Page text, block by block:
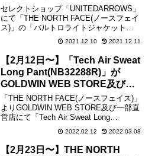
売開始
セレクトショップ「UNITEDARROWS」
にて「THE NORTH FACE(ノースフェイ
ス)」の「バルトロライトジャケット
(ND91950)」が下記の日時にて販売開
始。【UNITED ARROWS】 【販売日
時】2021年12月11日(...
2021.12.10 2021.12.11
【2月12日〜】「Tech Air Sweat
Long Pant(NB32288R)」が
GOLDWIN WEB STORE及び一
部直営店限定で販売開始
「THE NORTH FACE(ノースフェイス)」
よりGOLDWIN WEB STORE及び一部直
営店にて「Tech Air Sweat Long
Pant(NB32288R)」を発売。保温性と通気
性を兼ね備える特殊3層構造生地を使用し
た、...
2022.02.12 2022.03.08
【2月23日〜】THE NORTH